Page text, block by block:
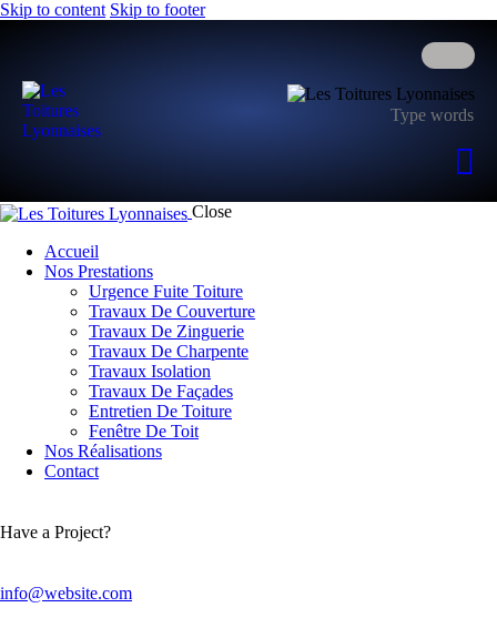
Skip to content Skip to footer
Close
Accueil
Nos Prestations
Urgence Fuite Toiture
Travaux De Couverture
Travaux De Zinguerie
Travaux De Charpente
Travaux Isolation
Travaux De Façades
Entretien De Toiture
Fenêtre De Toit
Nos Réalisations
Contact
Have a Project?
info@website.com